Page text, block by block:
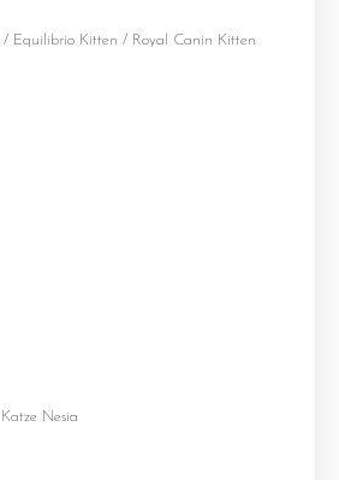
/ Equilibrio Kitten / Royal Canin Kitten
Nesia